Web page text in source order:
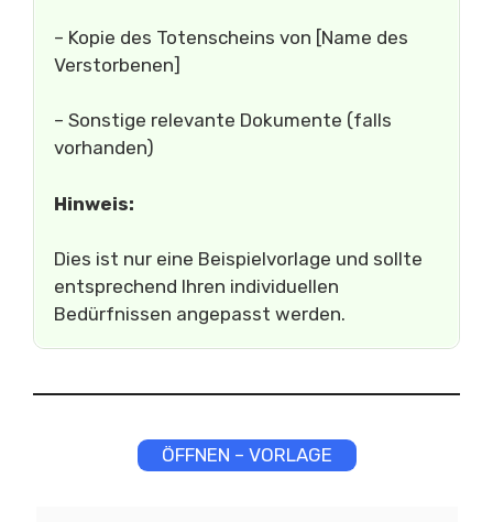
– Kopie des Totenscheins von [Name des
Verstorbenen]
– Sonstige relevante Dokumente (falls
vorhanden)
Hinweis:
Dies ist nur eine Beispielvorlage und sollte
entsprechend Ihren individuellen
Bedürfnissen angepasst werden.
ÖFFNEN – VORLAGE